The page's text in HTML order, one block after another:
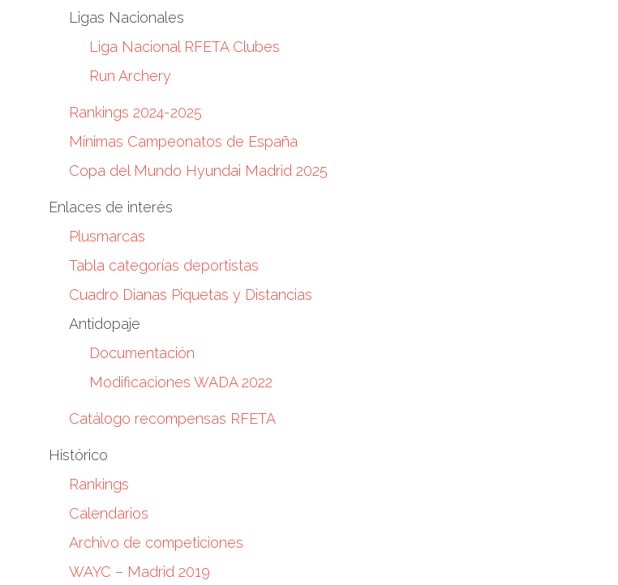
Ligas Nacionales
Liga Nacional RFETA Clubes
Run Archery
Rankings 2024-2025
Mínimas Campeonatos de España
Copa del Mundo Hyundai Madrid 2025
Enlaces de interés
Plusmarcas
Tabla categorías deportistas
Cuadro Dianas Piquetas y Distancias
Antidopaje
Documentación
Modificaciones WADA 2022
Catálogo recompensas RFETA
Histórico
Rankings
Calendarios
Archivo de competiciones
WAYC – Madrid 2019